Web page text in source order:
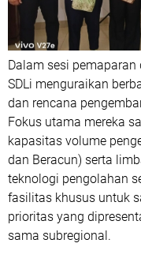
Dalam sesi
SDLi menguraikan
dan rencana
Fokus utama mereka
kapasitas volume
dan Beracun) serta
teknologi pengolahan
fasilitas khusus untuk
prioritas yang
sama subregional.